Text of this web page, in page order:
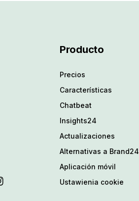
Producto
Precios
Características
Chatbeat
Insights24
Actualizaciones
Alternativas a Brand24
Aplicación móvil
Ustawienia cookie